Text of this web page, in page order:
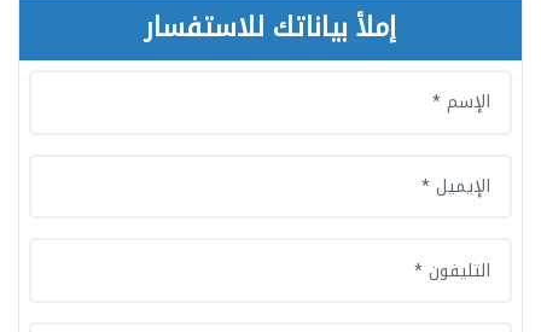
إملأ بياناتك للاستفسار